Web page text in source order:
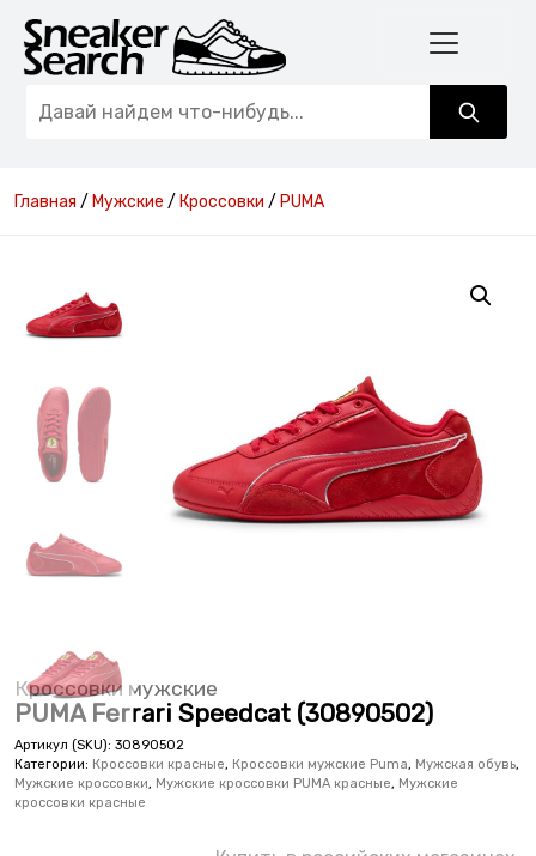
Главная / Мужские / Кроссовки / PUMA
Кроссовки мужские
PUMA Ferrari Speedcat (30890502)
Артикул (SKU): 30890502
Категории: Кроссовки красные, Кроссовки мужские Puma, Мужская обувь,
Мужские кроссовки, Мужские кроссовки PUMA красные, Мужские
кроссовки красные